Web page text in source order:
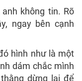
không tin. Rõ
ngay bên cạnh
hình như là một
dám chắc mình
dừng lại để